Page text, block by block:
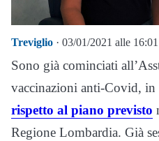
Treviglio · 03/01/2021 alle 16:01
Sono già cominciati
vaccinazioni anti-Covid,
rispetto al piano previsto
Regione Lombardia. Già